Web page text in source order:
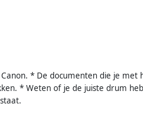
* De documenten die je met
* Weten of je de juiste drum